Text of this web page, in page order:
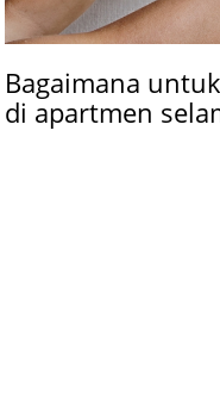
Bagaimana
di apartmen